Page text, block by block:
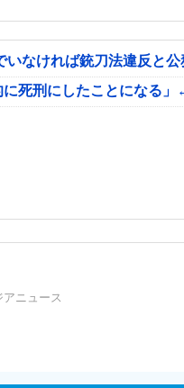
いなければ銃刀法違反と
に死刑にしたことになる
アニュース